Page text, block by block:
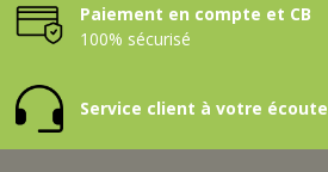
Paiement en compte et CB
100% sécurisé
Service client à votre écoute